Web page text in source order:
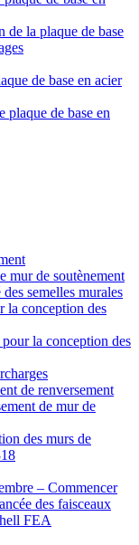
la plaque de base
de base en acier
plaque de base en
mur de soutènement
semelles murales
la conception des
pour la conception des
de renversement
de mur de
des murs de
– Commencer
des faisceaux
FEA